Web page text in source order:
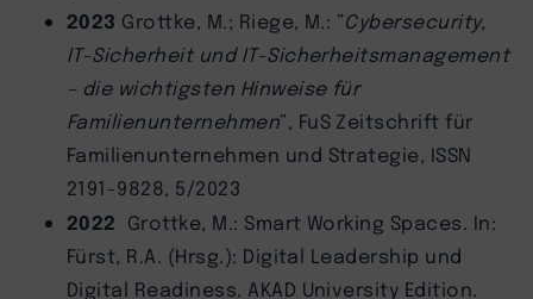
2023 Grottke, M.; Riege, M.: ”Cybersecurity,
IT-Sicherheit und IT-Sicherheitsmanagement
– die wichtigsten Hinweise für
Familienunternehmen”, FuS Zeitschrift für
Familienunternehmen und Strategie, ISSN
2191-9828, 5/2023
2022 Grottke, M.: Smart Working Spaces. In:
Fürst, R.A. (Hrsg.): Digital Leadership und
Digital Readiness. AKAD University Edition.